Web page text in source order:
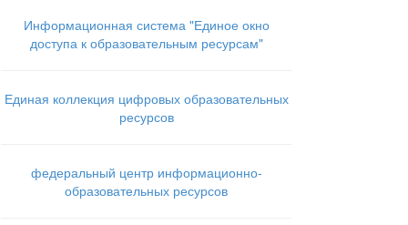
Информационная система "Единое окно
доступа к образовательным ресурсам"
Единая коллекция цифровых образовательных
ресурсов
федеральный центр информационно-
образовательных ресурсов